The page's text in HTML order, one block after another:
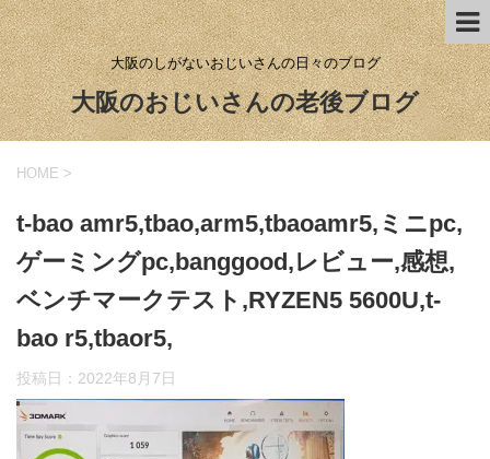
大阪のしがないおじいさんの日々のブログ
大阪のおじいさんの老後ブログ
HOME >
t-bao amr5,tbao,arm5,tbaoamr5,ミニpc,
ゲーミングpc,banggood,レビュー,感想,
ベンチマークテスト,RYZEN5 5600U,t-
bao r5,tbaor5,
投稿日： 2022年8月7日